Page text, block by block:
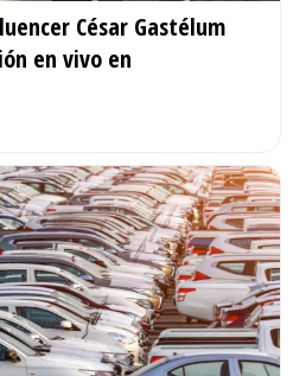
César Gastélum
en vivo en